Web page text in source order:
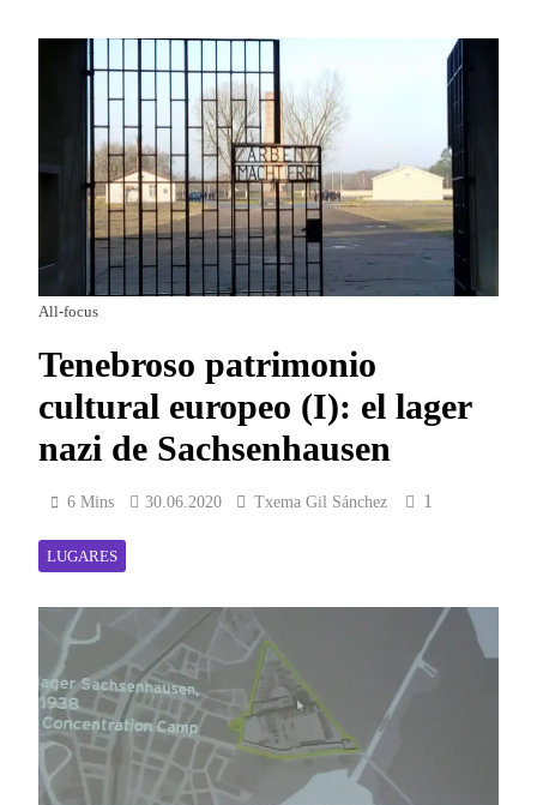
All-focus
Tenebroso patrimonio
cultural europeo (I): el lager
nazi de Sachsenhausen
6 Mins 30.06.2020 Txema Gil Sánchez 1
LUGARES